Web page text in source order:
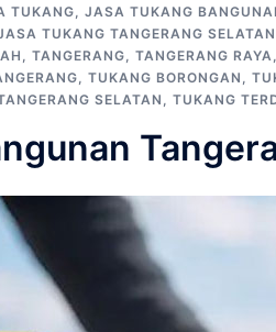
TUKANG, JASA TUKANG
TUKANG TANGERANG SELATAN
, TANGERANG, TANGERANG RAYA,
, TUKANG BORONGAN ,
SELATAN, TUKANG